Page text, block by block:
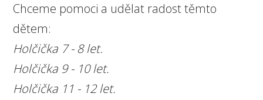
Chceme pomoci a udělat radost těmto
dětem:
Holčička 7 - 8 let.
Holčička 9 - 10 let.
Holčička 11 - 12 let.